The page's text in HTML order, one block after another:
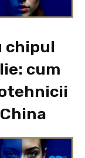
chipul
cum